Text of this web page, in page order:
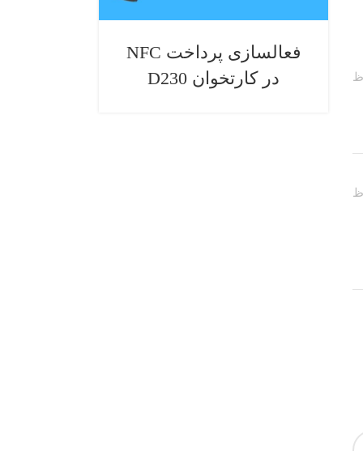
فعالسازی پرداخت NFC
در کارتخوان D230